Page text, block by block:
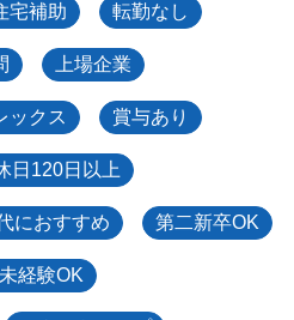
宅補助 転勤なし
上場企業
ックス 賞与あり
日120日以上
におすすめ 第二新卒OK
経験OK